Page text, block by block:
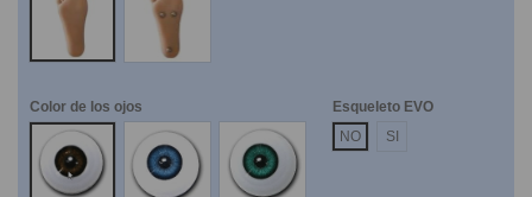
Color de los ojos
Marrones
Azules Verdes
Esqueleto EVO
NO
SI